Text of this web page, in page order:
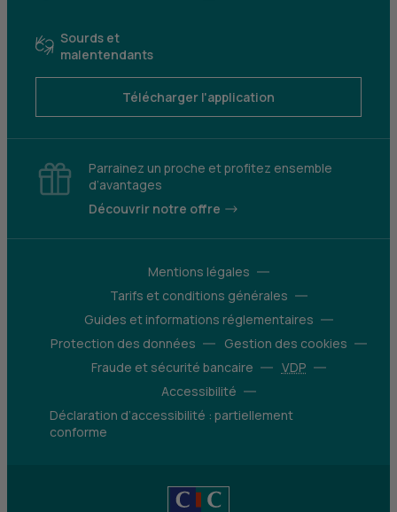
Sourds et
malentendants
Télécharger l'application
Parrainez un proche et profitez ensemble
d’avantages
Découvrir notre offre
Mentions légales
Tarifs et conditions générales
Guides et informations réglementaires
Protection des données
Gestion des cookies
Fraude et sécurité bancaire
VDP
Accessibilité
Déclaration d’accessibilité : partiellement
conforme